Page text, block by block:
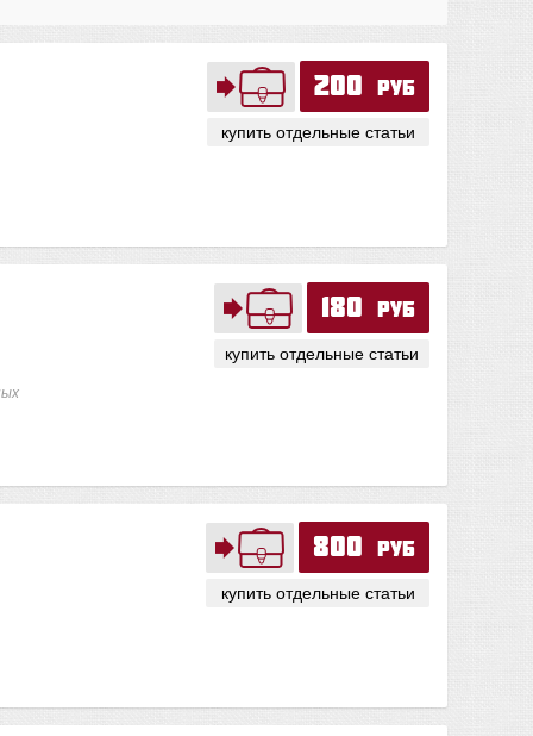
200 руб
купить отдельные статьи
180 руб
купить отдельные статьи
800 руб
купить отдельные статьи